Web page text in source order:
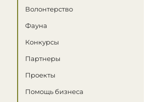
Волонтерство
Фауна
Конкурсы
Партнеры
Проекты
Помощь бизнеса